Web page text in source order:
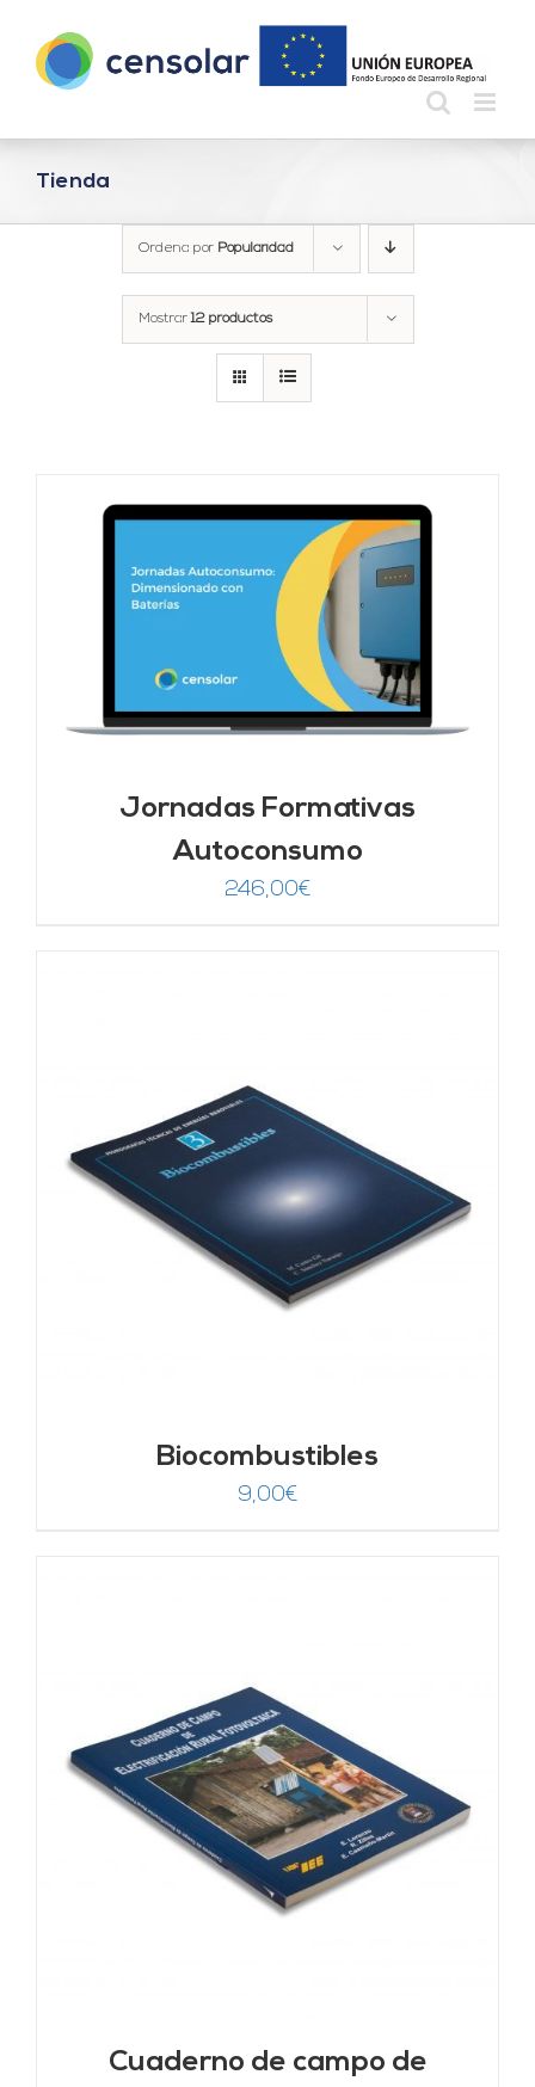
contenido
Tienda
Ordena por Popularidad
Mostrar12 productos
Jornadas Formativas
Autoconsumo
246,00€
Biocombustibles
9,00€
Cuaderno de campo de